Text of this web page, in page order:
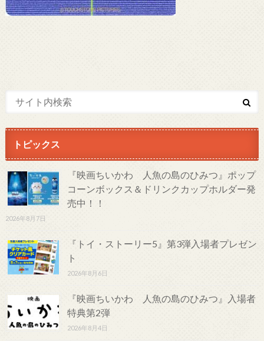
トピックス
『映画ちいかわ 人魚の島のひみつ』ポップ
コーンボックス＆ドリンクカップホルダー発
売中！！
2026年8月7日
『トイ・ストーリー5』第3弾入場者プレゼン
ト
2026年8月6日
『映画ちいかわ 人魚の島のひみつ』入場者
特典第2弾
2026年8月4日